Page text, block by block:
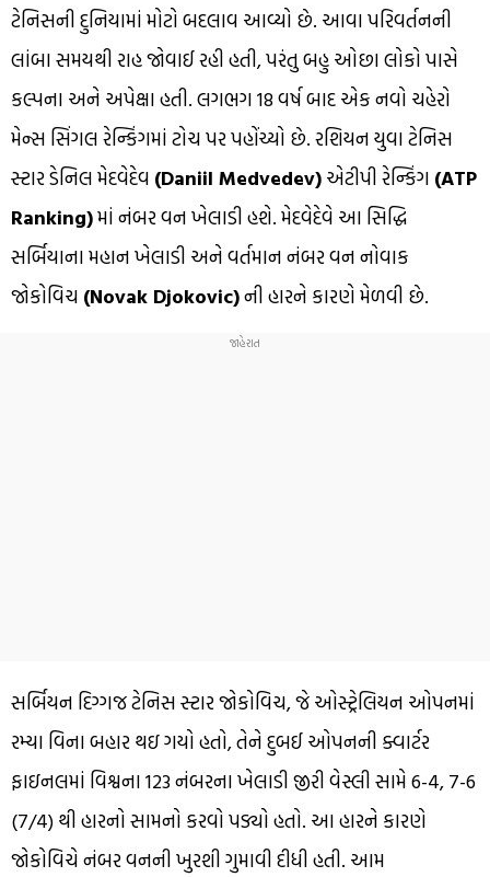
ટેનિસની દુનિયામાં મોટો બદલાવ આવ્યો છે. આવા પરિવર્તનની
લાંબા સમયથી રાહ જોવાઈ રહી હતી, પરંતુ બહુ ઓછા લોકો પાસે
કલ્પના અને અપેક્ષા હતી. લગભગ 18 વર્ષ બાદ એક નવો ચહેરો
મેન્સ સિંગલ રેન્કિંગમાં ટોચ પર પહોંચ્યો છે. રશિયન યુવા ટેનિસ
સ્ટાર ડેનિલ મેદવેદેવ (Daniil Medvedev)એટીપી રેન્કિંગ (ATP
Ranking)માં નંબર વન ખેલાડી હશે. મેદવેદેવે આ સિદ્ધિ
સર્બિયાના મહાન ખેલાડી અને વર્તમાન નંબર વન નોવાક
જોકોવિચ (Novak Djokovic)ની હારને કારણે મેળવી છે.
સર્બિયન દિગ્ગજ ટેનિસ સ્ટાર જોકોવિચ, જે ઓસ્ટ્રેલિયન ઓપનમાં
રમ્યા વિના બહાર થઇ ગયો હતો, તેને દુબઈ ઓપનની ક્વાર્ટર
ફાઇનલમાં વિશ્વના 123 નંબરના ખેલાડી જીરી વેસ્લી સામે 6-4, 7-6
(7/4) થી હારનો સામનો કરવો પડ્યો હતો. આ હારને કારણે
જોકોવિચે નંબર વનની ખુરશી ગુમાવી દીધી હતી. આમ